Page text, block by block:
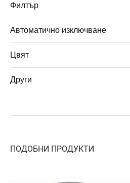
Филтър
Автоматично изключване
Цвят
Други
ПОДОБНИ ПРОДУКТИ